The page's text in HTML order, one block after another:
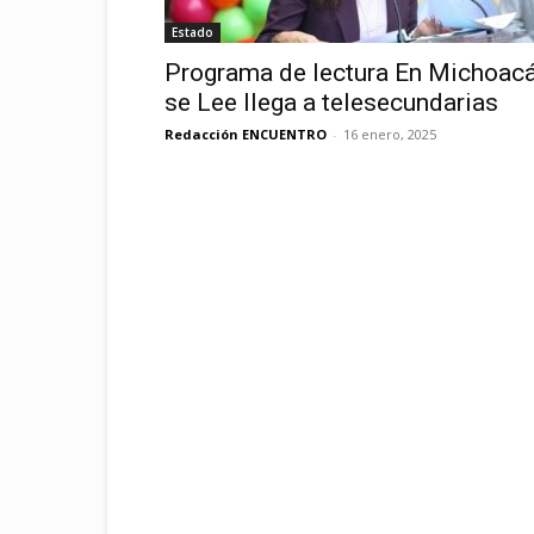
Estado
Programa de lectura En
se Lee llega a telesecundarias
Redacción ENCUENTRO - 16 enero, 2025